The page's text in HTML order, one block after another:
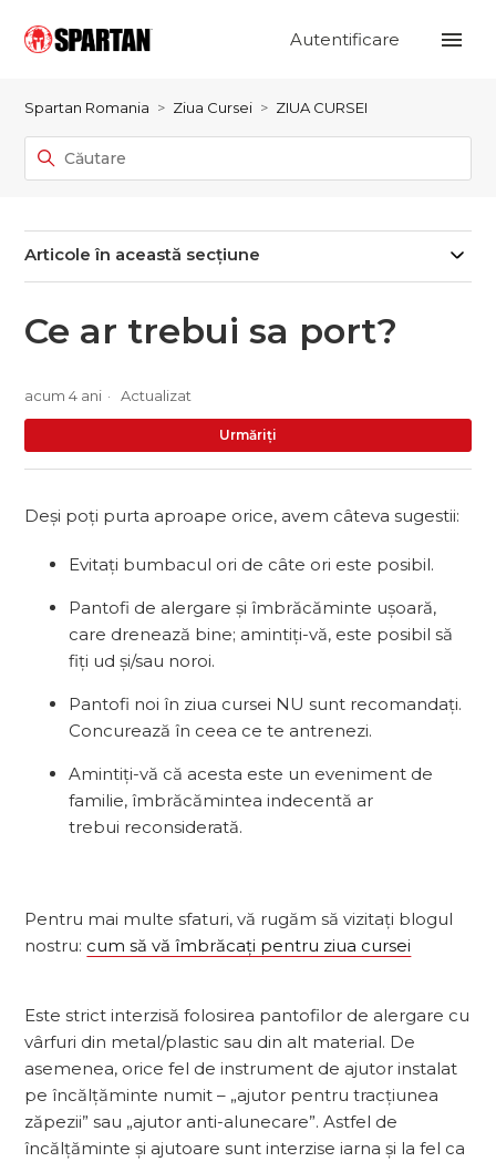
Autentificare
Spartan Romania Ziua Cursei ZIUA CURSEI
Articole în această secțiune
Ce ar trebui sa port?
acum 4 ani Actualizat
Urmăriți
Deși poți purta aproape orice, avem câteva sugestii:
Evitați bumbacul ori de câte ori este posibil.
Pantofi de alergare și îmbrăcăminte ușoară,
care drenează bine; amintiți-vă, este posibil să
fiți ud și/sau noroi.
Pantofi noi în ziua cursei NU sunt recomandați.
Concurează în ceea ce te antrenezi.
Amintiți-vă că acesta este un eveniment de
familie, îmbrăcămintea indecentă ar
trebui reconsiderată.
Pentru mai multe sfaturi, vă rugăm să vizitați blogul
nostru: cum să vă îmbrăcați pentru ziua cursei
Este strict interzisă folosirea pantofilor de alergare cu
vârfuri din metal/plastic sau din alt material. De
asemenea, orice fel de instrument de ajutor instalat
pe încălțăminte numit – „ajutor pentru tracțiunea
zăpezii” sau „ajutor anti-alunecare”. Astfel de
încălțăminte și ajutoare sunt interzise iarna și la fel ca